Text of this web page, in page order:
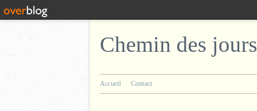
Chemin des jours
Accueil Contact